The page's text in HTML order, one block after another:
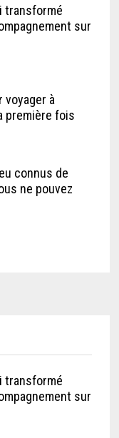
transformé
sur
voyager à
première fois
connus de
ne pouvez
transformé
sur